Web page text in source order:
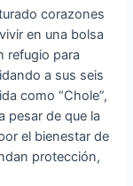
corazones
en una bolsa
refugio para
a sus seis
como “Chole”,
pesar de que la
el bienestar de
protección,